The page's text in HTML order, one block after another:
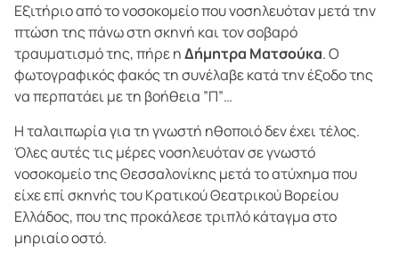
Εξιτήριο από το νοσοκομείο που νοσηλευόταν μετά την
πτώση της πάνω στη σκηνή και τον σοβαρό
τραυματισμό της, πήρε ηΔήμητρα Ματσούκα. Ο
φωτογραφικός φακός τη συνέλαβε κατά την έξοδο της
να περπατάει με τη βοήθεια ”Π”…
Η ταλαιπωρία για τη γνωστή ηθοποιό δεν έχει τέλος.
Όλες αυτές τις μέρες νοσηλευόταν σε γνωστό
νοσοκομείο της Θεσσαλονίκης μετά το ατύχημα που
είχε επί σκηνής του Κρατικού Θεατρικού Βορείου
Ελλάδος, που της προκάλεσε τριπλό κάταγμα στο
μηριαίο οστό.